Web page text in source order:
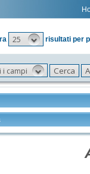
25 risultati per
i campi